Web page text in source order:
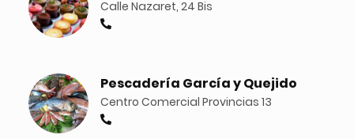
Calle Nazaret, 24 Bis
Pescadería García y Quejido
Centro Comercial Provincias 13